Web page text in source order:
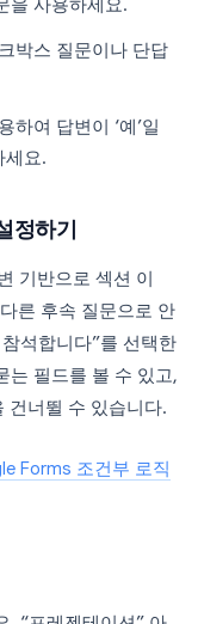
을 사용하세요.
박스 질문이나 단답
하여 답변이 ‘예’일
세요.
정하기
기반으로 섹션 이
른 후속 질문으로 안
석합니다”를 선택한
는 필드를 볼 수 있고,
건너뛸 수 있습니다.
Forms 조건부 로직